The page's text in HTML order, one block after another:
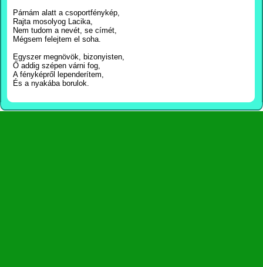
Párnám alatt a csoportfénykép,
Rajta mosolyog Lacika,
Nem tudom a nevét, se címét,
Mégsem felejtem el soha.
Egyszer megnövök, bizonyisten,
Ő addig szépen várni fog,
A fényképről lependerítem,
És a nyakába borulok.